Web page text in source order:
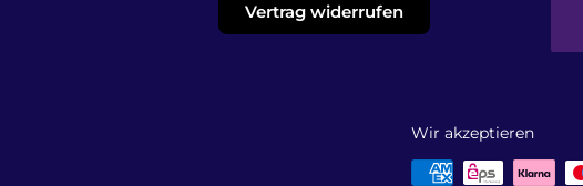
Vertrag widerrufen
Wir akzeptieren